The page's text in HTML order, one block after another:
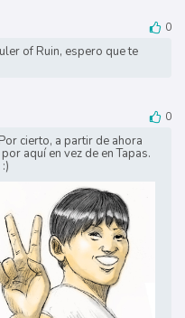
0
of Ruin, espero que te
0
cierto, a partir de ahora
aquí en vez de en Tapas.